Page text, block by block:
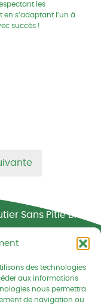
des technologies
aux informations
nous permettra
de navigation ou
les
en s’adaptant l’un à
succès !
vivantes
Sans Pitié BP